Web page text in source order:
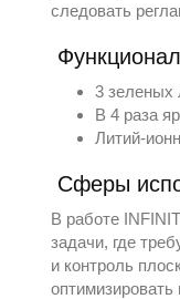
следовать
3 зеленых
В 4 раза
Литий-
Сферы
В работе
задачи, где
и контроль
оптимизировать